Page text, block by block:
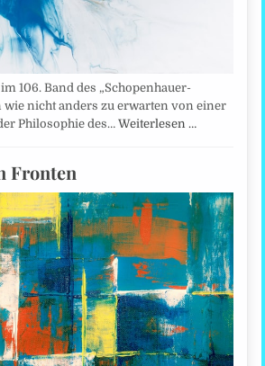
106. Band des „Schopenhauer-
wie nicht anders zu erwarten von einer
Philosophie des…Weiterlesen …
Fronten